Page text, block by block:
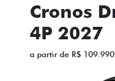
Cronos
4P 2027
a partir de R$